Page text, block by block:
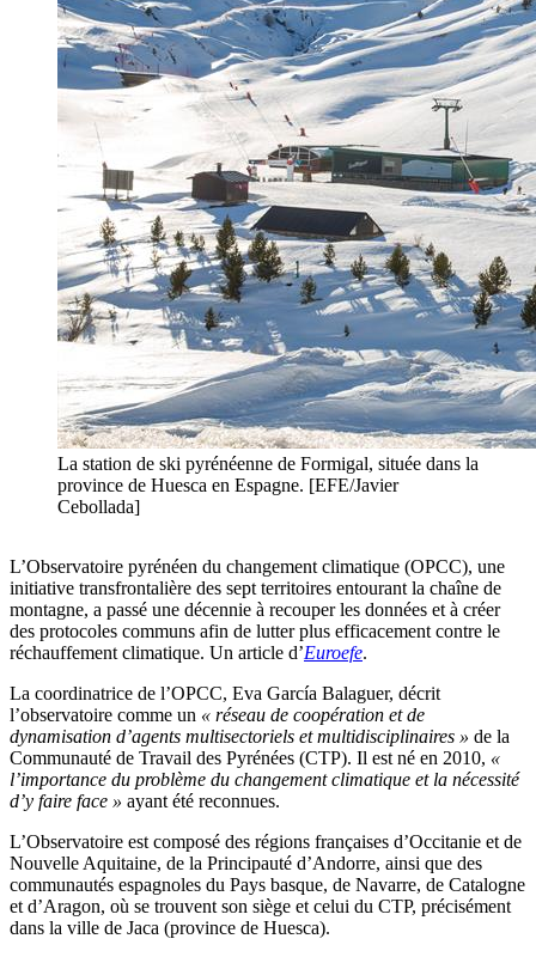
La station de ski pyrénéenne de Formigal, située dans la
province de Huesca en Espagne. [EFE/Javier
Cebollada]
L’Observatoire pyrénéen du changement climatique (OPCC), une
initiative transfrontalière des sept territoires entourant la chaîne de
montagne, a passé une décennie à recouper les données et à créer
des protocoles communs afin de lutter plus efficacement contre le
réchauffement climatique. Un article d’Euroefe.
La coordinatrice de l’OPCC, Eva García Balaguer, décrit
l’observatoire comme un « réseau de coopération et de
dynamisation d’agents multisectoriels et multidisciplinaires » de la
Communauté de Travail des Pyrénées (CTP). Il est né en 2010, «
l’importance du problème du changement climatique et la nécessité
d’y faire face » ayant été reconnues.
L’Observatoire est composé des régions françaises d’Occitanie et de
Nouvelle Aquitaine, de la Principauté d’Andorre, ainsi que des
communautés espagnoles du Pays basque, de Navarre, de Catalogne
et d’Aragon, où se trouvent son siège et celui du CTP, précisément
dans la ville de Jaca (province de Huesca).